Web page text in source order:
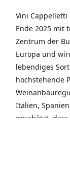
Vini Cappelletti
Ende 2025 mit
Zentrum der
Europa und
lebendiges
hochstehende
Italien,
geschätzt,